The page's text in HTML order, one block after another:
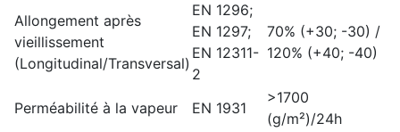
Allongement après
vieillissement
(Longitudinal/Transversal)
EN 1296;
EN 1297;
EN 12311-
2
70% (+30; -30) /
120% (+40; -40)
Perméabilité à la vapeur EN 1931
>1700
(g/m²)/24h